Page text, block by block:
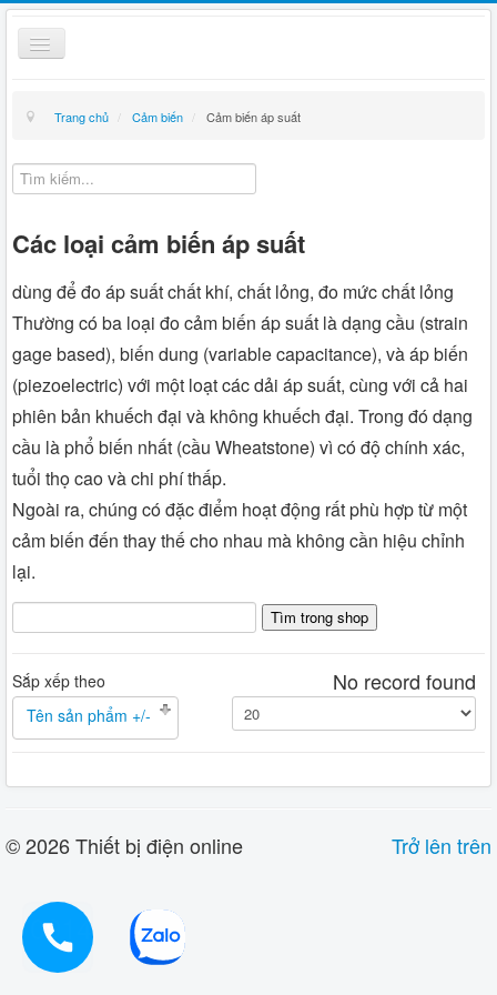
Toggle
Navigation
Giỏ hàng
Hướng dẫn mua hàng
Liên hệ
Tin tức
Trang chủ / Cảm biến / Cảm biến áp suất
Các loại cảm biến áp suất
dùng để đo áp suất chất khí, chất lỏng, đo mức chất lỏng
Thường có ba loại đo cảm biến áp suất là dạng cầu (strain
gage based), biến dung (variable capacitance), và áp biến
(piezoelectric) với một loạt các dải áp suất, cùng với cả hai
phiên bản khuếch đại và không khuếch đại. Trong đó dạng
cầu là phổ biến nhất (cầu Wheatstone) vì có độ chính xác,
tuổi thọ cao và chi phí thấp.
Ngoài ra, chúng có đặc điểm hoạt động rất phù hợp từ một
cảm biến đến thay thế cho nhau mà không cần hiệu chỉnh
lại.
Sắp xếp theo
Tên sản phẩm +/-
No record found
0914919933
Trở lên trên
© 2026 Thiết bị điện online